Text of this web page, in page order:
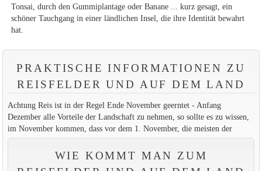
Tonsai, durch den Gummiplantage oder Banane ... kurz gesagt, ein
schöner Tauchgang in einer ländlichen Insel, die ihre Identität bewahrt
hat.
PRAKTISCHE INFORMATIONEN ZU
REISFELDER UND AUF DEM LAND
Achtung Reis ist in der Regel Ende November geerntet - Anfang
Dezember alle Vorteile der Landschaft zu nehmen, so sollte es zu wissen,
im November kommen, dass vor dem 1. November, die meisten der
WIE KOMMT MAN ZUM